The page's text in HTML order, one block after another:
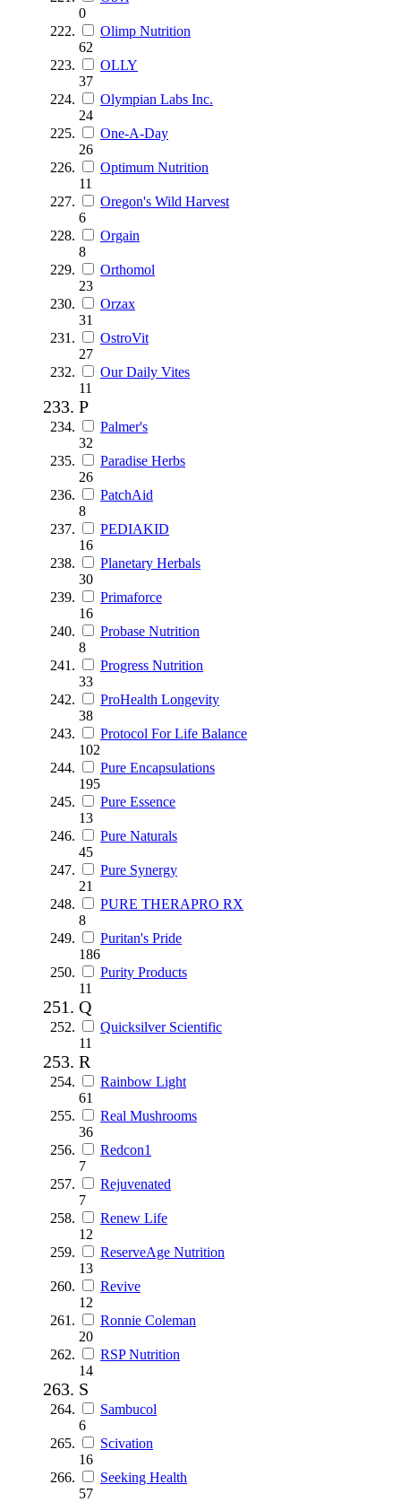
0
Olimp Nutrition
62
OLLY
37
Olympian Labs Inc.
24
One-A-Day
26
Optimum Nutrition
11
Oregon's Wild Harvest
6
Orgain
8
Orthomol
23
Orzax
31
OstroVit
27
Our Daily Vites
11
P
Palmer's
32
Paradise Herbs
26
PatchAid
8
PEDIAKID
16
Planetary Herbals
30
Primaforce
16
Probase Nutrition
8
Progress Nutrition
33
ProHealth Longevity
38
Protocol For Life Balance
102
Pure Encapsulations
195
Pure Essence
13
Pure Naturals
45
Pure Synergy
21
PURE THERAPRO RX
8
Puritan's Pride
186
Purity Products
11
Q
Quicksilver Scientific
11
R
Rainbow Light
61
Real Mushrooms
36
Redcon1
7
Rejuvenated
7
Renew Life
12
ReserveAge Nutrition
13
Revive
12
Ronnie Coleman
20
RSP Nutrition
14
S
Sambucol
6
Scivation
16
Seeking Health
57